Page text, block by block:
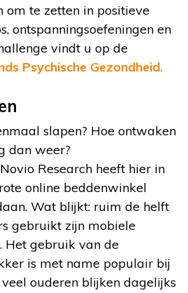
om te zetten in positieve
ontspanningsoefeningen en
vindt u op de
Psychische Gezondheid.
slapen? Hoe ontwaken
dan weer?
Research heeft hier in
online beddenwinkel
Wat blijkt: ruim de helft
gebruikt zijn mobiele
Het gebruik van de
is met name populair bij
ouderen blijken dagelijks